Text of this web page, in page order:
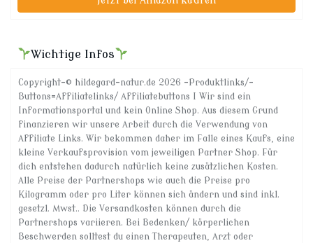
Wichtige Infos
Copyright-© hildegard-natur.de 2026 -Produktlinks/-
Buttons=Affiliatelinks/ Affiliatebuttons I Wir sind ein
Informationsportal und kein Online Shop. Aus diesem Grund
finanzieren wir unsere Arbeit durch die Verwendung von
Affiliate Links. Wir bekommen daher im Falle eines Kaufs, eine
kleine Verkaufsprovision vom jeweiligen Partner Shop. Für
dich entstehen dadurch natürlich keine zusätzlichen Kosten.
Alle Preise der Partnershops wie auch die Preise pro
Kilogramm oder pro Liter können sich ändern und sind inkl.
gesetzl. Mwst.. Die Versandkosten können durch die
Partnershops variieren. Bei Bedenken/ körperlichen
Beschwerden solltest du einen Therapeuten, Arzt oder